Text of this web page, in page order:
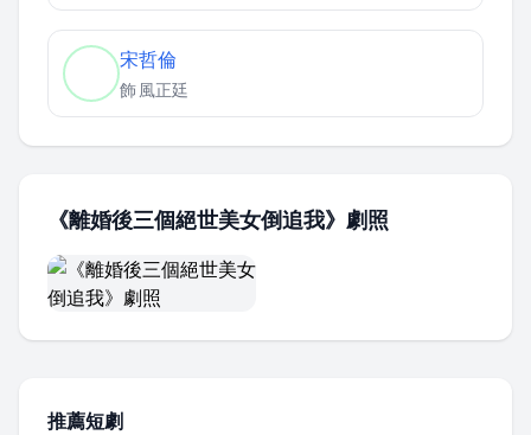
宋哲倫
飾風正廷
《離婚後三個絕世美女倒追我》劇照
推薦短劇